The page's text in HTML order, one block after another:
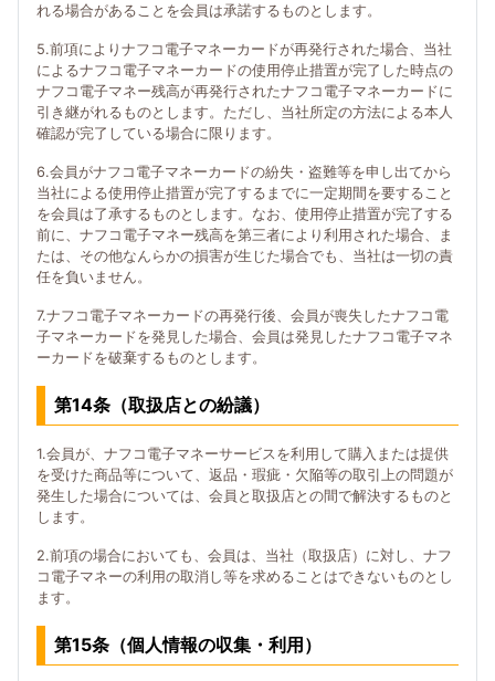
れる場合があることを会員は承諾するものとします。
5.前項によりナフコ電子マネーカードが再発行された場合、当社
によるナフコ電子マネーカードの使用停止措置が完了した時点の
ナフコ電子マネー残高が再発行されたナフコ電子マネーカードに
引き継がれるものとします。ただし、当社所定の方法による本人
確認が完了している場合に限ります。
6.会員がナフコ電子マネーカードの紛失・盗難等を申し出てから
当社による使用停止措置が完了するまでに一定期間を要すること
を会員は了承するものとします。なお、使用停止措置が完了する
前に、ナフコ電子マネー残高を第三者により利用された場合、ま
たは、その他なんらかの損害が生じた場合でも、当社は一切の責
任を負いません。
7.ナフコ電子マネーカードの再発行後、会員が喪失したナフコ電
子マネーカードを発見した場合、会員は発見したナフコ電子マネ
ーカードを破棄するものとします。
第14条（取扱店との紛議）
1.会員が、ナフコ電子マネーサービスを利用して購入または提供
を受けた商品等について、返品・瑕疵・欠陥等の取引上の問題が
発生した場合については、会員と取扱店との間で解決するものと
します。
2.前項の場合においても、会員は、当社（取扱店）に対し、ナフ
コ電子マネーの利用の取消し等を求めることはできないものとし
ます。
第15条（個人情報の収集・利用）